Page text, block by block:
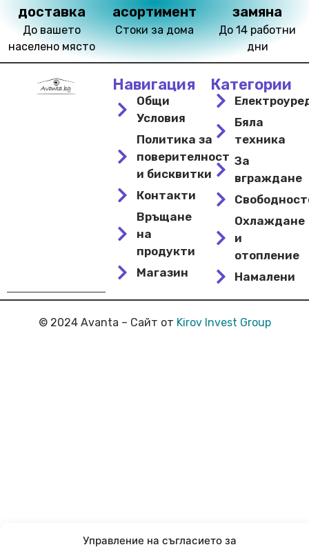
Управление на съгласието за
доставка
До вашето
населено място
асортимент
Стоки за дома
замяна
До 14 работни
дни
Навигация
Общи
Условия
Политика за
поверителност
и бисквитки
Контакти
Връщане
на
продукти
Магазин
Категории
Бяла
техника
За
вграждане
Охлаждане
и
отопление
Намалени
© 2024 Avanta – Сайт от Kirov Invest Group